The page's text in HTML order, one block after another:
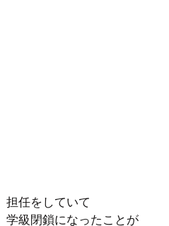
担任をしていて
学級閉鎖になったことが